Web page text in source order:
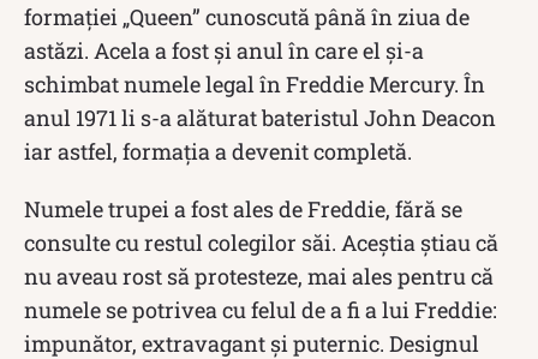
formației „Queen” cunoscută până în ziua de
astăzi. Acela a fost și anul în care el și-a
schimbat numele legal în Freddie Mercury. În
anul 1971 li s-a alăturat bateristul John Deacon
iar astfel, formația a devenit completă.
Numele trupei a fost ales de Freddie, fără se
consulte cu restul colegilor săi. Aceștia știau că
nu aveau rost să protesteze, mai ales pentru că
numele se potrivea cu felul de a fi a lui Freddie:
impunător, extravagant și puternic. Designul